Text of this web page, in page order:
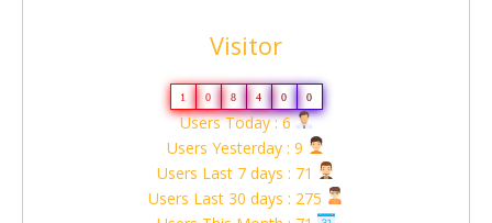
Visitor
0
0
4
8
0
1
Users Today : 6